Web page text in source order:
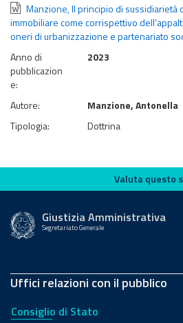
Manzione, Il principio di
immobiliare come corrispettivo
oneri di urbanizzazione e partenariato
Anno di
pubblicazion
e:
2023
Autore:
Manzione, Antonella
Tipologia:
Dottrina
Valuta questo sito
Valuta questo
Giustizia Amministrativa
Segretariato Generale
Uffici relazioni con il pubblico
Consiglio di Stato